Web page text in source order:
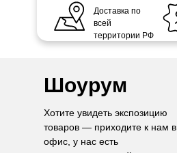
Доставка по
всей
территории РФ
Шоурум
Хотите увидеть экспозицию
товаров — приходите к нам в
офис, у нас есть